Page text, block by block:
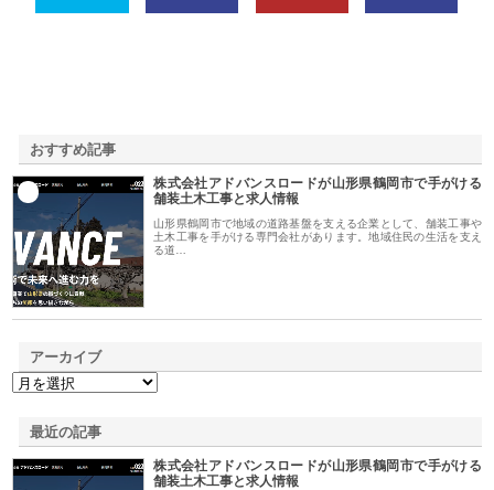
おすすめ記事
株式会社アドバンスロードが山形県鶴岡市で手がける
舗装土木工事と求人情報
山形県鶴岡市で地域の道路基盤を支える企業として、舗装工事や
土木工事を手がける専門会社があります。地域住民の生活を支え
る道…
アーカイブ
最近の記事
株式会社アドバンスロードが山形県鶴岡市で手がける
舗装土木工事と求人情報